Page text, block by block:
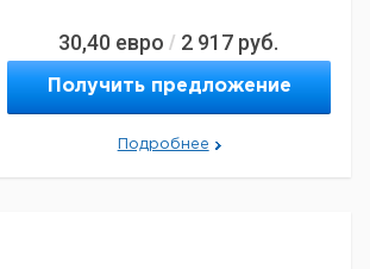
30,40 евро / 2 917 руб.
Получить предложение
Подробнее